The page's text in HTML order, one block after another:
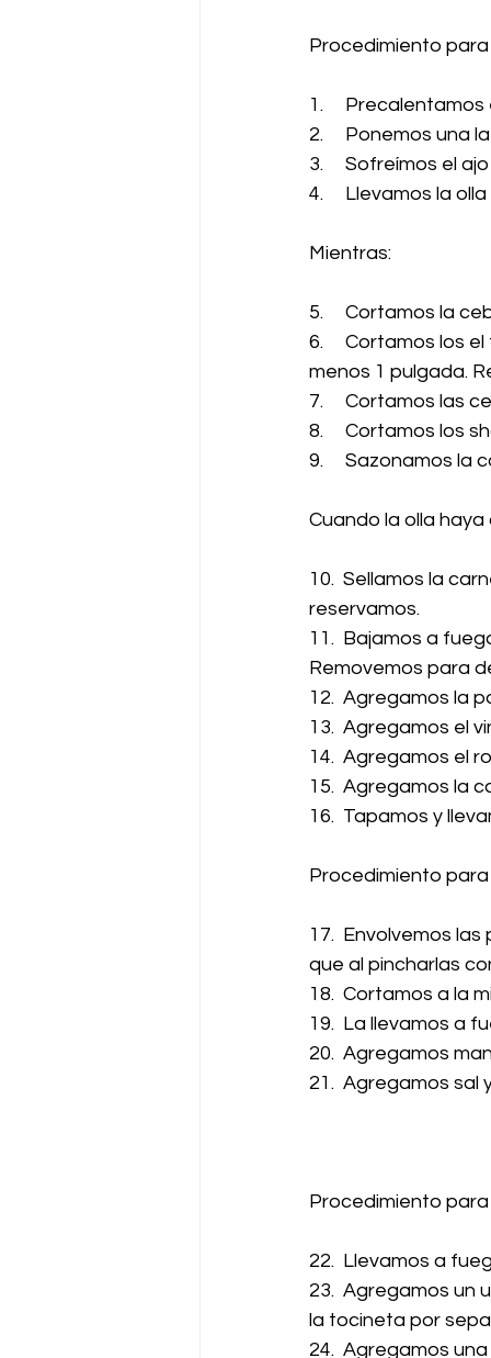
Procedimiento
1.     Precalentamos
2.     Ponemos una
3.     Sofreímos el
4.     Llevamos la
Mientras:
5.     Cortamos la
6.     Cortamos los
menos 1 pulgada.
7.     Cortamos las
8.     Cortamos los
9.     Sazonamos la
Cuando la olla
10.  Sellamos la
reservamos.
11.  Bajamos a
Removemos para
12.  Agregamos la
13.  Agregamos el
14.  Agregamos el
15.  Agregamos la
16.  Tapamos y
Procedimiento
17.  Envolvemos
que al pincharlas
18.  Cortamos a la
19.  La llevamos a
20.  Agregamos
21.  Agregamos sal
Procedimiento
22.  Llevamos a
23.  Agregamos un
la tocineta por
24.  Agregamos